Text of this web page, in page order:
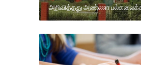
அறிவித்தது அண்ணா